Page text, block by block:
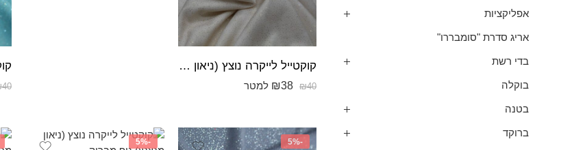
קוקטייל לייקרה נוצץ (ניאון מנצנץ) לבן עם כתמים זהובים מבריק
₪40
₪38 למטר 40
-5%
-5%
אפליקציות
אריג סדרת "סומבררו"
בדי רשת
בוקלה
בטנה
ברוקד